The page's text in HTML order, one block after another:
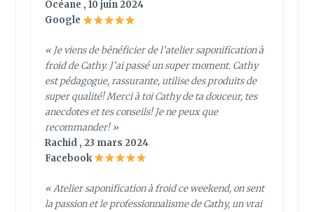
Océane , 10 juin 2024
Google
« Je viens de bénéficier de l’atelier saponification à
froid de Cathy. J’ai passé un super moment. Cathy
est pédagogue, rassurante, utilise des produits de
super qualité! Merci à toi Cathy de ta douceur, tes
anecdotes et tes conseils! Je ne peux que
recommander! »
Rachid , 23 mars 2024
Facebook
« Atelier saponification à froid ce weekend, on sent
la passion et le professionnalisme de Cathy, un vrai